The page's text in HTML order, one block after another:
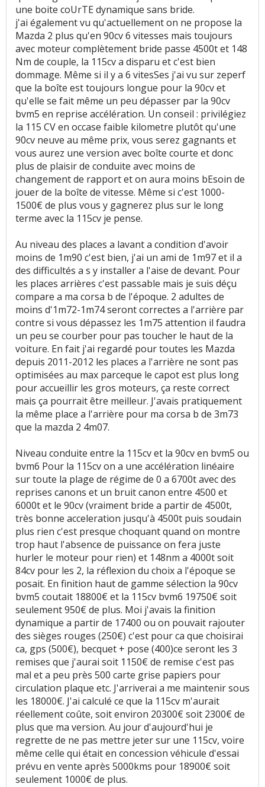
une boite coUrTE dynamique sans bride.
j'ai également vu qu'actuellement on ne propose la
Mazda 2 plus qu'en 90cv 6 vitesses mais toujours
avec moteur complètement bride passe 4500t et 148
Nm de couple, la 115cv a disparu et c'est bien
dommage. Même si il y a 6 vitesSes j'ai vu sur zeperf
que la boîte est toujours longue pour la 90cv et
qu'elle se fait même un peu dépasser par la 90cv
bvm5 en reprise accélération. Un conseil : privilégiez
la 115 CV en occase faible kilometre plutôt qu'une
90cv neuve au même prix, vous serez gagnants et
vous aurez une version avec boîte courte et donc
plus de plaisir de conduite avec moins de
changement de rapport et on aura moins bEsoin de
jouer de la boîte de vitesse. Même si c'est 1000-
1500€ de plus vous y gagnerez plus sur le long
terme avec la 115cv je pense.
Au niveau des places a lavant a condition d'avoir
moins de 1m90 c'est bien, j'ai un ami de 1m97 et il a
des difficultés a s y installer a l'aise de devant. Pour
les places arrières c'est passable mais je suis déçu
compare a ma corsa b de l'époque. 2 adultes de
moins d'1m72-1m74 seront correctes a l'arrière par
contre si vous dépassez les 1m75 attention il faudra
un peu se courber pour pas toucher le haut de la
voiture. En fait j'ai regardé pour toutes les Mazda
depuis 2011-2012 les places a l'arrière ne sont pas
optimisées au max parceque le capot est plus long
pour accueillir les gros moteurs, ça reste correct
mais ça pourrait être meilleur. J'avais pratiquement
la même place a l'arrière pour ma corsa b de 3m73
que la mazda 2 4m07.
Niveau conduite entre la 115cv et la 90cv en bvm5 ou
bvm6 Pour la 115cv on a une accélération linéaire
sur toute la plage de régime de 0 a 6700t avec des
reprises canons et un bruit canon entre 4500 et
6000t et le 90cv (vraiment bride a partir de 4500t,
très bonne acceleration jusqu'à 4500t puis soudain
plus rien c'est presque choquant quand on montre
trop haut l'absence de puissance on fera juste
hurler le moteur pour rien) et 148nm a 4000t soit
84cv pour les 2, la réflexion du choix a l'époque se
posait. En finition haut de gamme sélection la 90cv
bvm5 coutait 18800€ et la 115cv bvm6 19750€ soit
seulement 950€ de plus. Moi j'avais la finition
dynamique a partir de 17400 ou on pouvait rajouter
des sièges rouges (250€) c'est pour ca que choisirai
ca, gps (500€), becquet + pose (400)ce seront les 3
remises que j'aurai soit 1150€ de remise c'est pas
mal et a peu près 500 carte grise papiers pour
circulation plaque etc. J'arriverai a me maintenir sous
les 18000€. J'ai calculé ce que la 115cv m'aurait
réellement coûte, soit environ 20300€ soit 2300€ de
plus que ma version. Au jour d'aujourd'hui je
regrette de ne pas mettre jeter sur une 115cv, voire
même celle qui était en concession véhicule d'essai
prévu en vente après 5000kms pour 18900€ soit
seulement 1000€ de plus.